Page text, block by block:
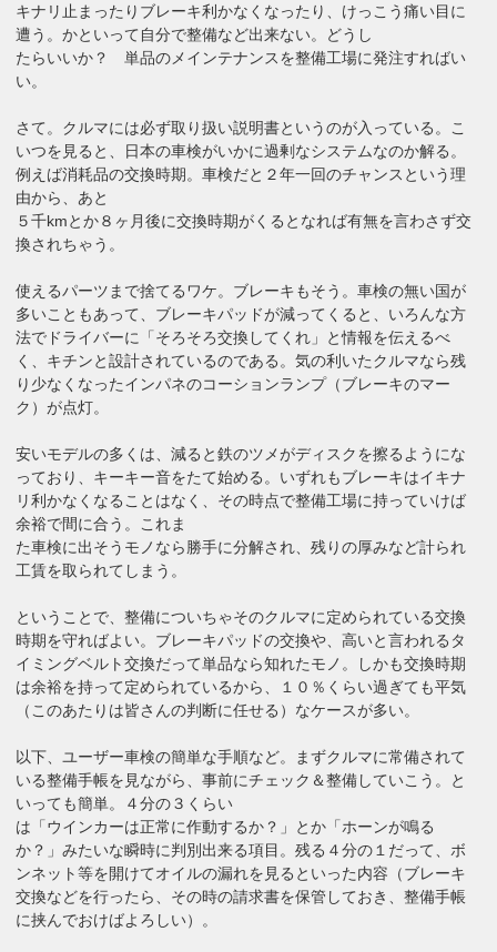
キナリ止まったりブレーキ利かなくなったり、けっこう痛い目に
遭う。かといって自分で整備など出来ない。どうし
たらいいか？ 単品のメインテナンスを整備工場に発注すればい
い。
さて。クルマには必ず取り扱い説明書というのが入っている。こ
いつを見ると、日本の車検がいかに過剰なシステムなのか解る。
例えば消耗品の交換時期。車検だと２年一回のチャンスという理
由から、あと
５千kmとか８ヶ月後に交換時期がくるとなれば有無を言わさず交
換されちゃう。
使えるパーツまで捨てるワケ。ブレーキもそう。車検の無い国が
多いこともあって、ブレーキパッドが減ってくると、いろんな方
法でドライバーに「そろそろ交換してくれ」と情報を伝えるべ
く、キチンと設計されているのである。気の利いたクルマなら残
り少なくなったインパネのコーションランプ（ブレーキのマー
ク）が点灯。
安いモデルの多くは、減ると鉄のツメがディスクを擦るようにな
っており、キーキー音をたて始める。いずれもブレーキはイキナ
リ利かなくなることはなく、その時点で整備工場に持っていけば
余裕で間に合う。これま
た車検に出そうモノなら勝手に分解され、残りの厚みなど計られ
工賃を取られてしまう。
ということで、整備についちゃそのクルマに定められている交換
時期を守ればよい。ブレーキパッドの交換や、高いと言われるタ
イミングベルト交換だって単品なら知れたモノ。しかも交換時期
は余裕を持って定められているから、１０％くらい過ぎても平気
（このあたりは皆さんの判断に任せる）なケースが多い。
以下、ユーザー車検の簡単な手順など。まずクルマに常備されて
いる整備手帳を見ながら、事前にチェック＆整備していこう。と
いっても簡単。４分の３くらい
は「ウインカーは正常に作動するか？」とか「ホーンが鳴る
か？」みたいな瞬時に判別出来る項目。残る４分の１だって、ボ
ンネット等を開けてオイルの漏れを見るといった内容（ブレーキ
交換などを行ったら、その時の請求書を保管しておき、整備手帳
に挟んでおけばよろしい）。